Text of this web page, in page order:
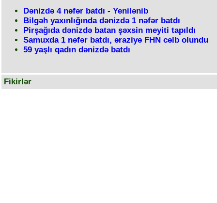
Dənizdə 4 nəfər batdı - Yenilənib
Bilgəh yaxınlığında dənizdə 1 nəfər batdı
Pirşağıda dənizdə batan şəxsin meyiti tapıldı
Samuxda 1 nəfər batdı, əraziyə FHN cəlb olundu
59 yaşlı qadın dənizdə batdı
Fikirlər